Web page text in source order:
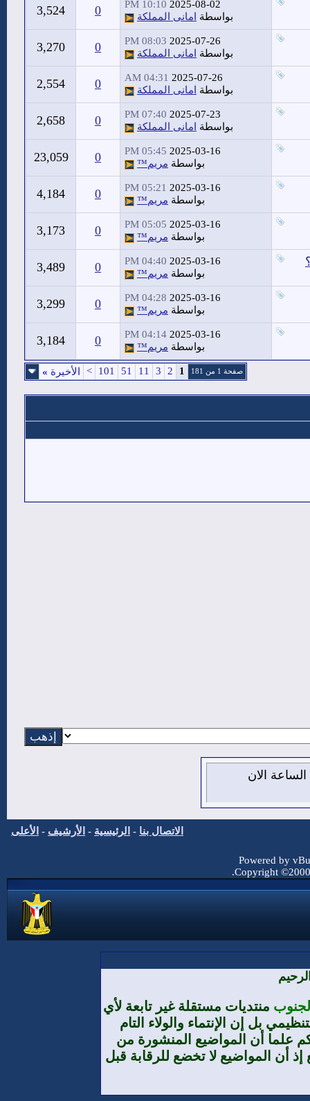
2025-08-02
10:10 PM
بواسطة
امانى المملكة 0
3,524
2025-07-26
08:03 PM
بواسطة
امانى المملكة 0
3,270
2025-07-26
04:31 AM
بواسطة
امانى المملكة 0
2,554
2025-07-23
07:40 PM
بواسطة
امانى المملكة 0
2,658
2025-03-16
05:45 PM
بواسطة مريم™ 0
23,059
2025-03-16
05:21 PM
بواسطة مريم™ 0
4,184
2025-03-16
05:05 PM
بواسطة مريم™ 0
3,173
2025-03-16
04:40 PM
بواسطة مريم™ 0
3,489
2025-03-16
04:28 PM
بواسطة مريم™ 0
3,299
2025-03-16
04:14 PM
بواسطة مريم™ 0
3,184
صفحة 1 من 181 1
2
3
11
51
101
> الأخيرة »
6 من اغسطس 2026 , الساعة الان
الاتصال بنا - الرئيسية - الأرشيف - الأعلى
Powered by
Copyright
منتديات مستقلة غير تابعة لأي
بل إن الإنتماء والولاء التام
علما أن المواضيع المنشورة من
أن المواضيع لا تخضع للرقابة قبل